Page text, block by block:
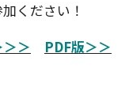
ください！
＞
PDF版＞＞